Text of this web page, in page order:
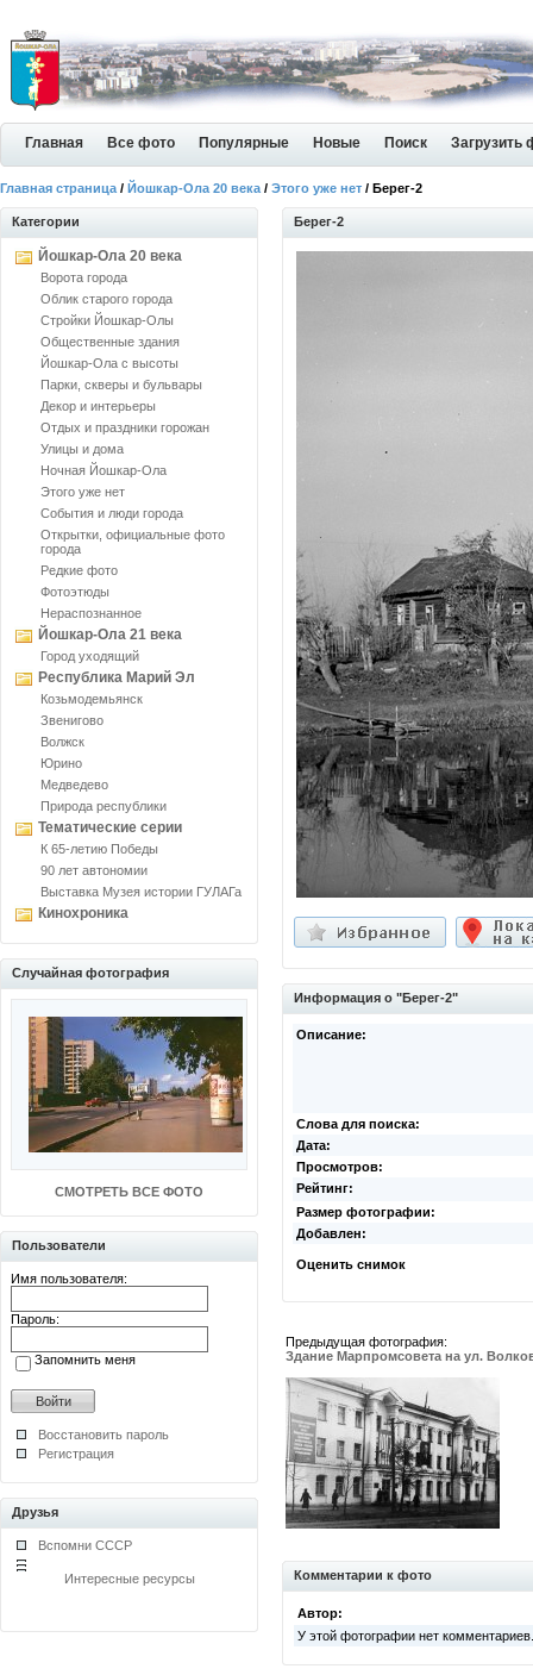
Главная Все фото Популярные Новые Поиск Загрузить
Главная страница / Йошкар-Ола 20 века / Этого уже нет / Берег-2
Категории
Йошкар-Ола 20 века
Ворота города
Облик старого города
Стройки Йошкар-Олы
Общественные здания
Йошкар-Ола с высоты
Парки, скверы и бульвары
Декор и интерьеры
Отдых и праздники горожан
Улицы и дома
Ночная Йошкар-Ола
Этого уже нет
События и люди города
Открытки, официальные фото
города
Редкие фото
Фотоэтюды
Нераспознанное
Йошкар-Ола 21 века
Город уходящий
Республика Марий Эл
Козьмодемьянск
Звенигово
Волжск
Юрино
Медведево
Природа республики
Тематические серии
К 65-летию Победы
90 лет автономии
Выставка Музея истории ГУЛАГа
Кинохроника
Случайная фотография
СМОТРЕТЬ ВСЕ ФОТО
Пользователи
Имя пользователя:
Пароль:
Запомнить меня
Восстановить пароль
Регистрация
Друзья
Вспомни СССР
Интересные ресурсы
Берег-2
Информация о "Берег-2"
Описание:
Слова для поиска:
Дата:
Просмотров:
Рейтинг:
Размер фотографии:
Добавлен:
Оценить снимок
Предыдущая фотография:
Здание Марпромсовета на ул.
Комментарии к фото
Автор:
У этой фотографии нет комментариев.